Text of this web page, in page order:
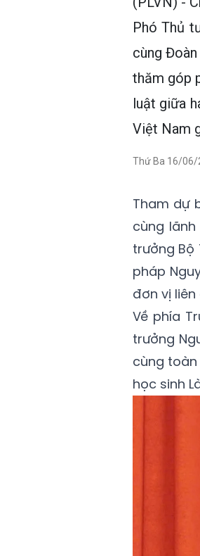
Phó Thủ
cùng
thăm góp
luật giữa
Việt Nam
Thứ Ba 16/06/
Tham dự
cùng
trưởng Bộ
pháp
đơn vị liên
Về phía
trưởng
cùng
học sinh